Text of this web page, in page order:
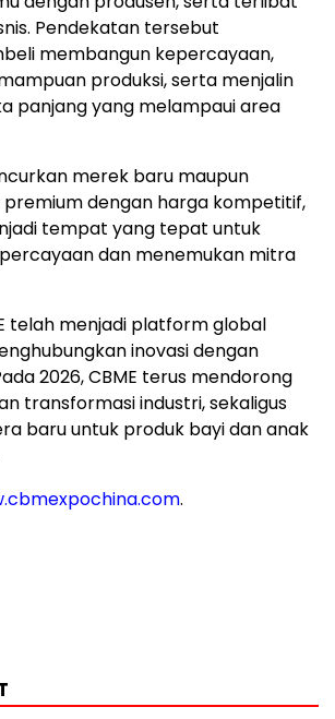
Pendekatan tersebut
membangun kepercayaan,
produksi, serta menjalin
panjang yang melampaui area
merek baru maupun
dengan harga kompetitif,
tempat yang tepat untuk
dan menemukan mitra
telah menjadi platform global
inovasi dengan
2026, CBME terus mendorong
transformasi industri, sekaligus
baru untuk produk bayi dan anak
.